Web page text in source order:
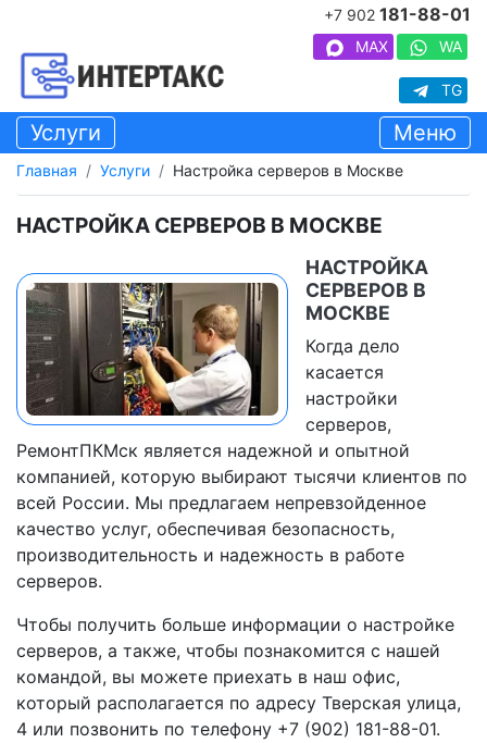
+7 902 181-88-01
MAX WA
TG
Услуги Меню
Главная Услуги Настройка серверов в Москве
НАСТРОЙКА СЕРВЕРОВ В МОСКВЕ
НАСТРОЙКА
СЕРВЕРОВ В
МОСКВЕ
Когда дело
касается
настройки
серверов,
РемонтПКМск является надежной и опытной
компанией, которую выбирают тысячи клиентов по
всей России. Мы предлагаем непревзойденное
качество услуг, обеспечивая безопасность,
производительность и надежность в работе
серверов.
Чтобы получить больше информации о настройке
серверов, а также, чтобы познакомится с нашей
командой, вы можете приехать в наш офис,
который располагается по адресу Тверская улица,
4 или позвонить по телефону +7 (902) 181-88-01.